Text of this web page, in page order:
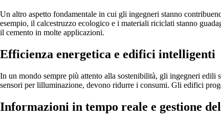
Un altro aspetto fondamentale in cui gli ingegneri stanno
esempio, il calcestruzzo ecologico e i materiali riciclati stanno
il cemento in molte applicazioni.
Efficienza energetica e edifici intelligenti
In un mondo sempre più attento alla sostenibilità, gli ingegneri edili
sensori per lilluminazione, devono ridurre i consumi. Gli edifici
Informazioni in tempo reale e gestione